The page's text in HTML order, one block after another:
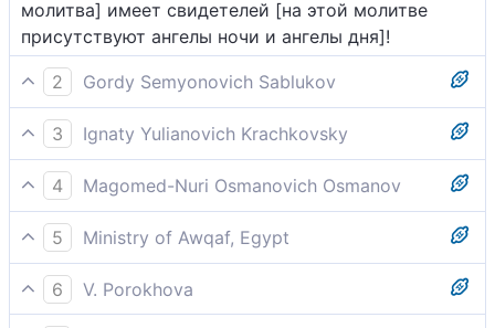
молитва] имеет свидетелей [на этой молитве
присутствуют ангелы ночи и ангелы дня]!
2
Gordy Semyonovich Sablukov
Совершай молитву при склонении солнца к
сумраку ночи, и чтение Корана на утренней заре;
потому что чтению Корана на утренней заре есть
свидетели.
3
Ignaty Yulianovich Krachkovsky
Выполняем молитву при склонении солнца к
мраку ночи, а Коран - на заре. Поистине, Коран на
заре имеет свидетелей!
4
Magomed-Nuri Osmanovich Osmanov
Совершай обряд молитвы, начиная с того
времени, когда солнце [после полудня] начнет
склоняться к ночному мраку, а также [совершай]
утреннее чтение молитвы, ибо утреннюю молитву
5
Ministry of Awqaf, Egypt
Выполняй обряд молитвы с того момента, когда
солнце начинает склоняться с середины неба к
6
V. Porokhova